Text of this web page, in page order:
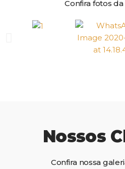
Confira fotos
Nossos
Confira nossa